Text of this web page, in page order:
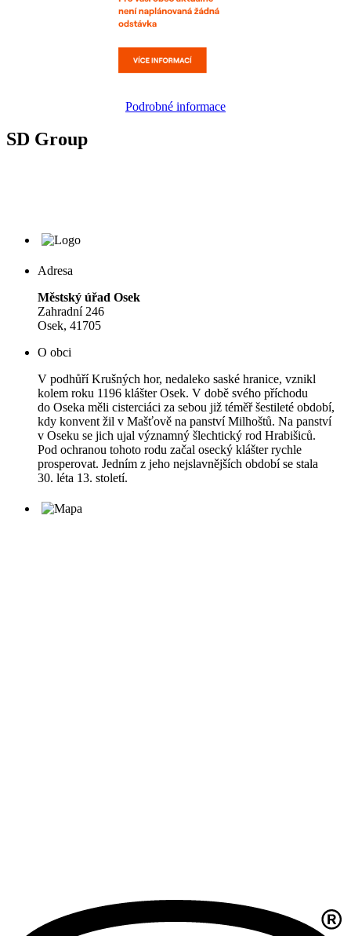
Podrobné informace
SD Group
Adresa
Městský úřad Osek
Zahradní 246
Osek, 41705
O obci
V podhůří Krušných hor, nedaleko saské hranice, vznikl
kolem roku 1196 klášter Osek. V době svého příchodu
do Oseka měli cisterciáci za sebou již téměř šestileté období,
kdy konvent žil v Mašťově na panství Milhoštů. Na panství
v Oseku se jich ujal významný šlechtický rod Hrabišiců.
Pod ochranou tohoto rodu začal osecký klášter rychle
prosperovat. Jedním z jeho nejslavnějších období se stala
30. léta 13. století.